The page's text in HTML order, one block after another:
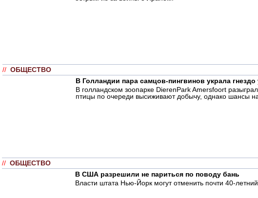
// ОБЩЕСТВО
В Голландии пара самцов-пингвинов украла
В голландском зоопарке DierenPark Amersfoort
птицы по очереди высиживают добычу, однако шансы
// ОБЩЕСТВО
В США разрешили не париться по поводу бань
Власти штата Нью-Йорк могут отменить почти 40-